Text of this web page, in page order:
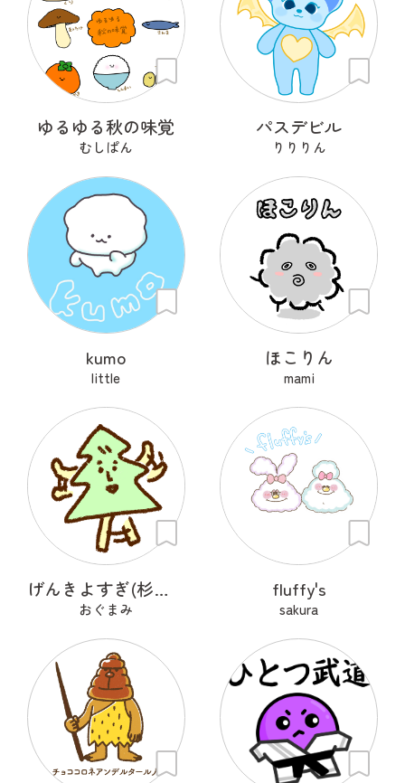
ゆるゆる秋の味覚
むしぱん
パスデビル
りりりん
kumo
little
ほこりん
mami
げんきよすぎ(杉の木)
おぐまみ
fluffy's
sakura